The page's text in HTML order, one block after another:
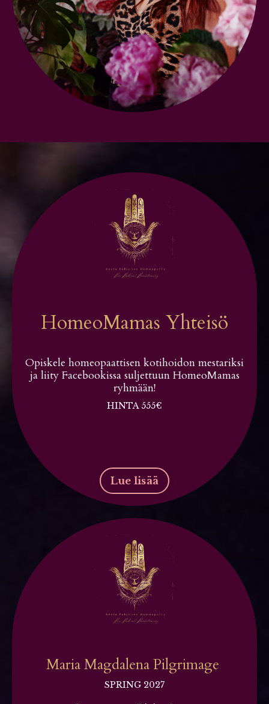
HomeoMamas Yhteisö
Opiskele homeopaattisen kotihoidon mestariksi
ja liity Facebookissa suljettuun HomeoMamas
ryhmään!
HINTA 555€
Lue lisää
Maria Magdalena Pilgrimage
SPRING 2027